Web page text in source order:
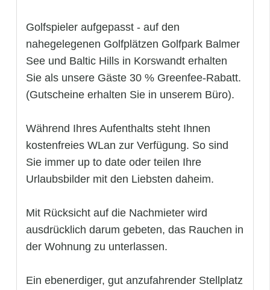
Golfspieler aufgepasst - auf den
nahegelegenen Golfplätzen Golfpark Balmer
See und Baltic Hills in Korswandt erhalten
Sie als unsere Gäste 30 % Greenfee-Rabatt.
(Gutscheine erhalten Sie in unserem Büro).
Während Ihres Aufenthalts steht Ihnen
kostenfreies WLan zur Verfügung. So sind
Sie immer up to date oder teilen Ihre
Urlaubsbilder mit den Liebsten daheim.
Mit Rücksicht auf die Nachmieter wird
ausdrücklich darum gebeten, das Rauchen in
der Wohnung zu unterlassen.
Ein ebenerdiger, gut anzufahrender Stellplatz